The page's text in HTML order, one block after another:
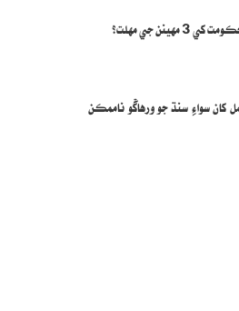
جي مهلت؟
کان سواءِ سنڌ جو ورهاڱو ناممڪن